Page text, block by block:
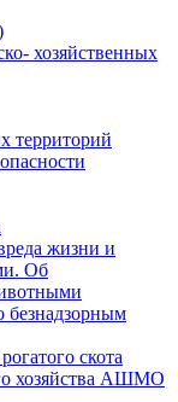
хозяйственных
территорий
жизни и
Об
безнадзорным
скота
хозяйства АШМО